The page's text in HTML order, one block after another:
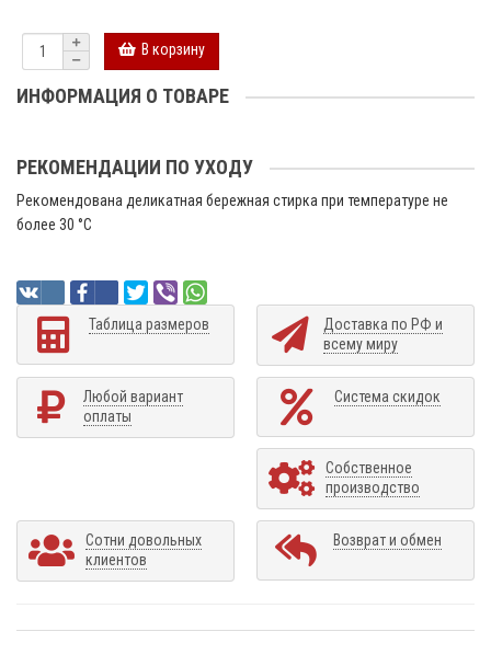
В корзину
ИНФОРМАЦИЯ О ТОВАРЕ
РЕКОМЕНДАЦИИ ПО УХОДУ
Рекомендована деликатная бережная стирка при температуре не
более 30 °C
Таблица размеров
Доставка по РФ и
всему миру
Любой вариант
оплаты
Система скидок
Собственное
производство
Сотни довольных
клиентов
Возврат и обмен